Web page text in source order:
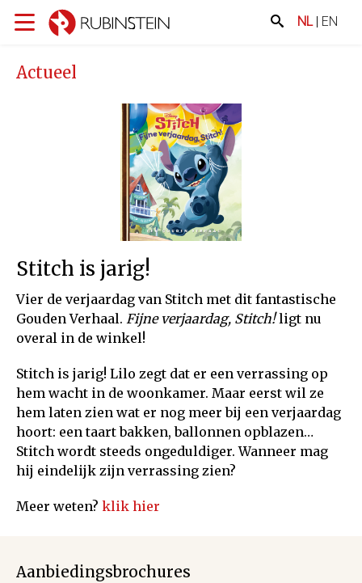
NL| EN
Actueel
Stitch is jarig!
Vier de verjaardag van Stitch met dit fantastische
Gouden Verhaal. Fijne verjaardag, Stitch!ligt nu
overal in de winkel!
Stitch is jarig! Lilo zegt dat er een verrassing op
hem wacht in de woonkamer. Maar eerst wil ze
hem laten zien wat er nog meer bij een verjaardag
hoort: een taart bakken, ballonnen opblazen…
Stitch wordt steeds ongeduldiger. Wanneer mag
hij eindelijk zijn verrassing zien?
Meer weten? klik hier
Aanbiedingsbrochures